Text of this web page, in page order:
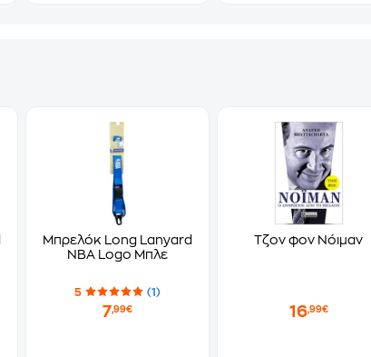
Μπρελόκ Long Lanyard
NBA Logo Μπλε
5 (1)
7,99€
Τζον φον Νόιμαν
16,99€